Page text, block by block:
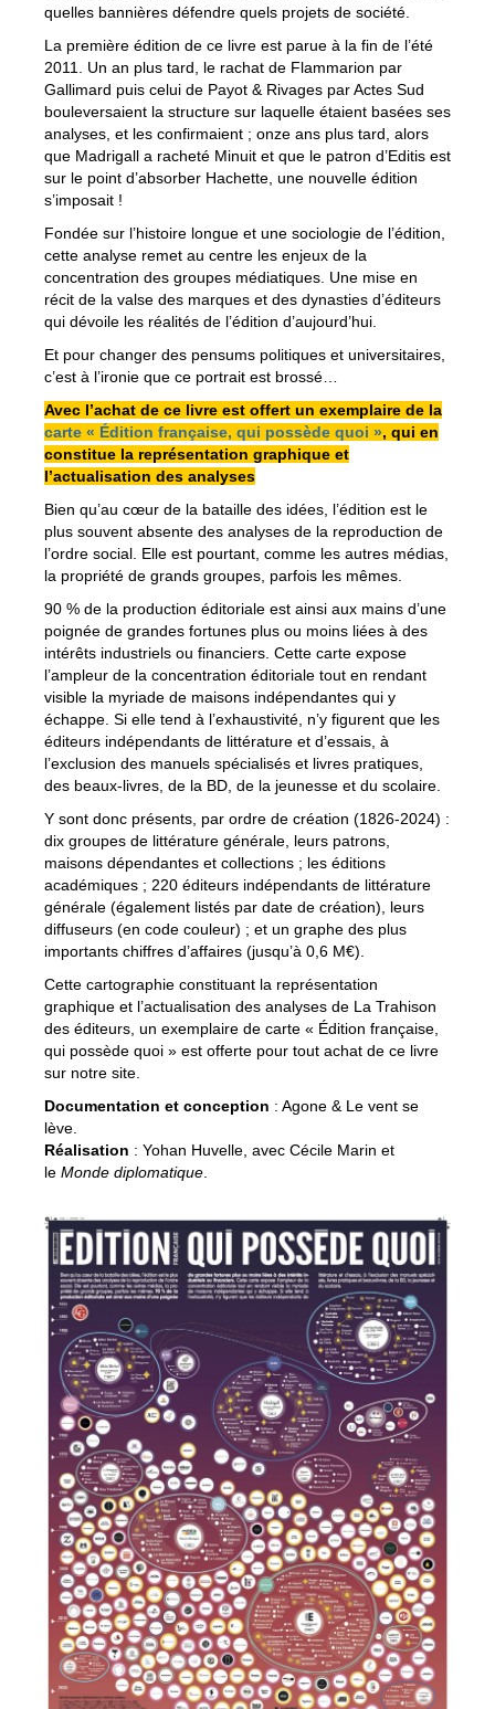
quelles bannières défendre quels projets de société.
La première édition de ce livre est parue à la fin de l’été
2011. Un an plus tard, le rachat de Flammarion par
Gallimard puis celui de Payot & Rivages par Actes Sud
bouleversaient la structure sur laquelle étaient basées ses
analyses, et les confirmaient ; onze ans plus tard, alors
que Madrigall a racheté Minuit et que le patron d’Editis est
sur le point d’absorber Hachette, une nouvelle édition
s’imposait !
Fondée sur l’histoire longue et une sociologie de l’édition,
cette analyse remet au centre les enjeux de la
concentration des groupes médiatiques. Une mise en
récit de la valse des marques et des dynasties d’éditeurs
qui dévoile les réalités de l’édition d’aujourd’hui.
Et pour changer des pensums politiques et universitaires,
c’est à l’ironie que ce portrait est brossé…
Avec l’achat de ce livre est offert un exemplaire de la
carte « Édition française, qui possède quoi », qui en
constitue la représentation graphique et
l’actualisation des analyses
Bien qu’au cœur de la bataille des idées, l’édition est le
plus souvent absente des analyses de la reproduction de
l’ordre social. Elle est pourtant, comme les autres médias,
la propriété de grands groupes, parfois les mêmes.
90 % de la production éditoriale est ainsi aux mains d’une
poignée de grandes fortunes plus ou moins liées à des
intérêts industriels ou financiers. Cette carte expose
l’ampleur de la concentration éditoriale tout en rendant
visible la myriade de maisons indépendantes qui y
échappe. Si elle tend à l’exhaustivité, n’y figurent que les
éditeurs indépendants de littérature et d’essais, à
l’exclusion des manuels spécialisés et livres pratiques,
des beaux-livres, de la BD, de la jeunesse et du scolaire.
Y sont donc présents, par ordre de création (1826-2024) :
dix groupes de littérature générale, leurs patrons,
maisons dépendantes et collections ; les éditions
académiques ; 220 éditeurs indépendants de littérature
générale (également listés par date de création), leurs
diffuseurs (en code couleur) ; et un graphe des plus
importants chiffres d’affaires (jusqu’à 0,6 M€).
Cette cartographie constituant la représentation
graphique et l’actualisation des analyses de La Trahison
des éditeurs, un exemplaire de carte « Édition française,
qui possède quoi » est offerte pour tout achat de ce livre
sur notre site.
Documentation et conception : Agone & Le vent se
lève.
Réalisation : Yohan Huvelle, avec Cécile Marin et
le Monde diplomatique